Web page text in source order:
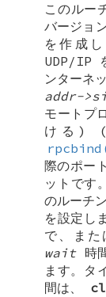
このルー
バージョ
を作成
UDP/IP
ンターネ
addr-
モート
ける) (
際のポー
ットです
のルーチ
を設定し
で、また
wait時間
ます。タ
間は、